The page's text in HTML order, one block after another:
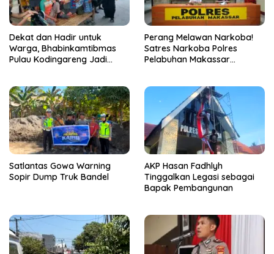
Dekat dan Hadir untuk
Warga, Bhabinkamtibmas
Pulau Kodingareng Jadi
Perang Melawan Narkoba!
Satres Narkoba Polres
Pelabuhan Makassar
Satlantas Gowa Warning
Sopir Dump Truk Bandel
AKP Hasan Fadhlyh
Tinggalkan Legasi sebagai
Bapak Pembangunan